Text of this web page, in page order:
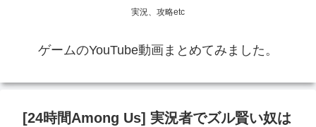
実況、攻略etc
ゲームのYouTube動画まとめてみました。
[24時間Among Us] 実況者でズル賢い奴は